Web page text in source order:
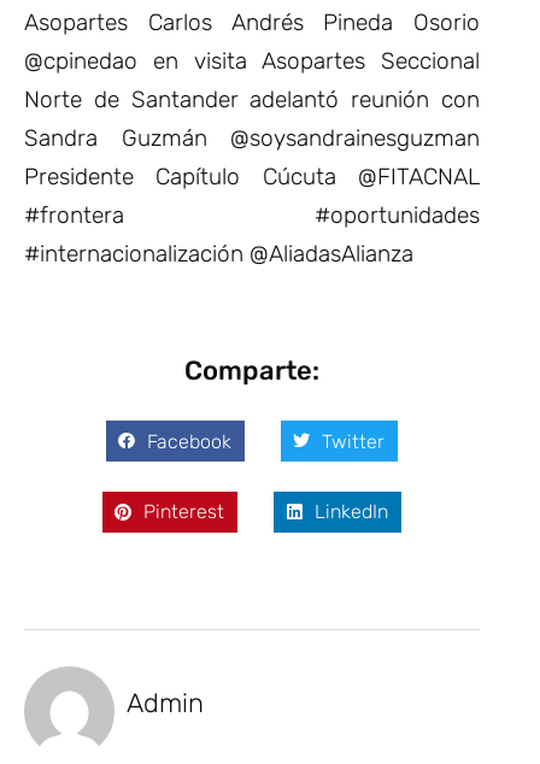
Asopartes Carlos Andrés Pineda Osorio
@cpinedao en visita Asopartes Seccional
Norte de Santander adelantó reunión con
Sandra Guzmán @soysandrainesguzman
Presidente Capítulo Cúcuta @FITACNAL
#frontera #oportunidades
#internacionalización @AliadasAlianza
Comparte:
Facebook Twitter
Pinterest LinkedIn
Admin